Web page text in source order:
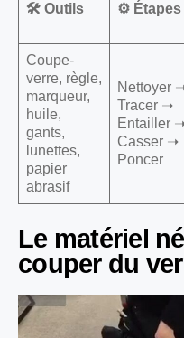
🛠️ Outils ⚙️ Étapes
Coupe-
verre, règle,
marqueur,
huile,
gants,
lunettes,
papier
abrasif
Nettoyer
Tracer ➝
Entailler
Casser ➝
Poncer
Le matériel
couper du